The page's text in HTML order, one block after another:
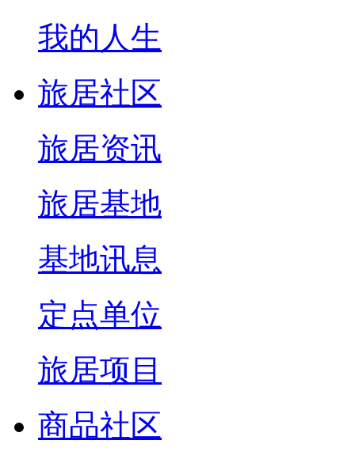
我的人生
旅居社区
旅居资讯
旅居基地
基地讯息
定点单位
旅居项目
商品社区